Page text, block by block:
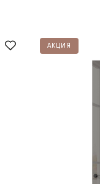
АКЦИЯ